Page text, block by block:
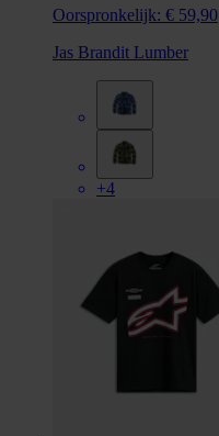
Oorspronkelijk: € 59,90
Jas Brandit Lumber
+4